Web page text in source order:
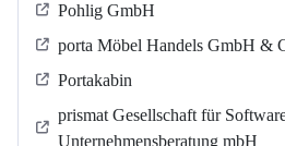
Pohlig GmbH
porta Möbel Handels GmbH &
Portakabin
prismat Gesellschaft für
Unternehmensberatung mbH